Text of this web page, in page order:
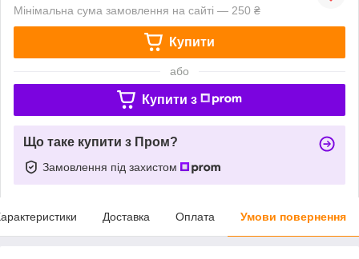
Мінімальна сума замовлення на сайті — 250 ₴
Купити
або
Купити з
Що таке купити з Пром?
Замовлення під захистом
Доставка Оплата Умови повернення